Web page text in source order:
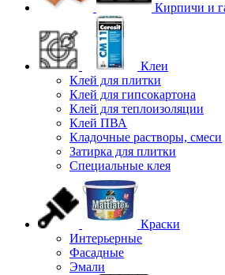
Кирпичи и
Клеи
Клей для плитки
Клей для гипсокартона
Клей для теплоизоляции
Клей ПВА
Кладочные растворы, смеси
Затирка для плитки
Специальные клея
Краски
Интерьерные
Фасадные
Эмали